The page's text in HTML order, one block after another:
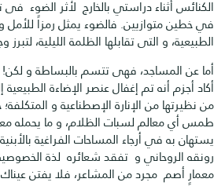
دراستي بالخارج لأثر الضوء فى تعميق
فالضوء يمثل رمزاً للأمل
التى تقابلها الظلمة الليلية، لتبرز وجودها، و
فهى تتسم بالبساطة و لكن! …من واقع
أنه تم إغفال عنصر الإضاءة الطبيعية إلى حد
من الإنارة الإصطناعية و المتكلفة؛ حتى
لسبات الظلام، و ما يحمله معاش
في أرجاء المساحات الفراغية بالأبنية ذات
و تفقد شعائره لذة الخصوصية،
مجرد من المشاعر، فلا يفتن عيناك سوى